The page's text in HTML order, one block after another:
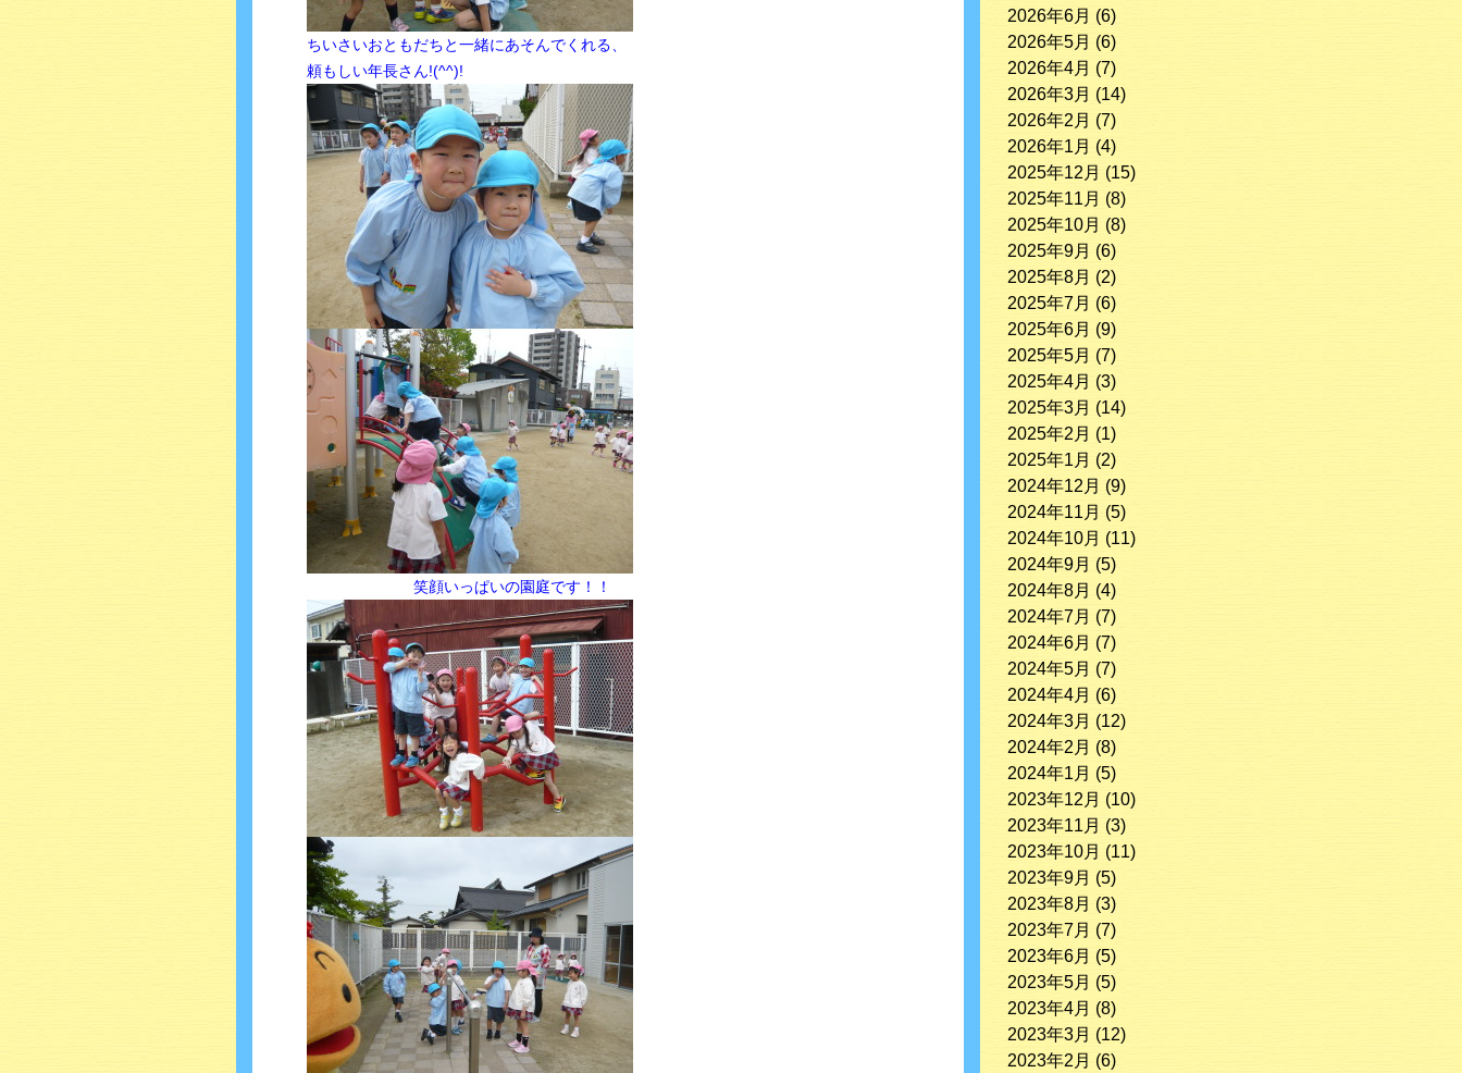
ちいさいおともだちと一緒にあそんでくれる、
頼もしい年長さん!(^^)!
笑顔いっぱいの園庭です！！
2026年6月 (6)
2026年5月 (6)
2026年4月 (7)
2026年3月 (14)
2026年2月 (7)
2026年1月 (4)
2025年12月 (15)
2025年11月 (8)
2025年10月 (8)
2025年9月 (6)
2025年8月 (2)
2025年7月 (6)
2025年6月 (9)
2025年5月 (7)
2025年4月 (3)
2025年3月 (14)
2025年2月 (1)
2025年1月 (2)
2024年12月 (9)
2024年11月 (5)
2024年10月 (11)
2024年9月 (5)
2024年8月 (4)
2024年7月 (7)
2024年6月 (7)
2024年5月 (7)
2024年4月 (6)
2024年3月 (12)
2024年2月 (8)
2024年1月 (5)
2023年12月 (10)
2023年11月 (3)
2023年10月 (11)
2023年9月 (5)
2023年8月 (3)
2023年7月 (7)
2023年6月 (5)
2023年5月 (5)
2023年4月 (8)
2023年3月 (12)
2023年2月 (6)